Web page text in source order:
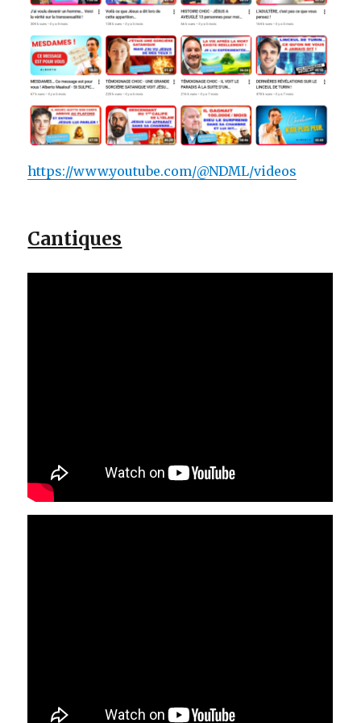
https://www.youtube.com/@NDML/videos
Cantiques